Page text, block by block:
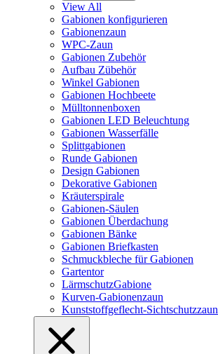
View All
Gabionen konfigurieren
Gabionenzaun
WPC-Zaun
Gabionen Zubehör
Aufbau Zübehör
Winkel Gabionen
Gabionen Hochbeete
Mülltonnenboxen
Gabionen LED Beleuchtung
Gabionen Wasserfälle
Splittgabionen
Runde Gabionen
Design Gabionen
Dekorative Gabionen
Kräuterspirale
Gabionen-Säulen
Gabionen Überdachung
Gabionen Bänke
Gabionen Briefkasten
Schmuckbleche für Gabionen
Gartentor
LärmschutzGabione
Kurven-Gabionenzaun
Kunststoffgeflecht-Sichtschutzzaun